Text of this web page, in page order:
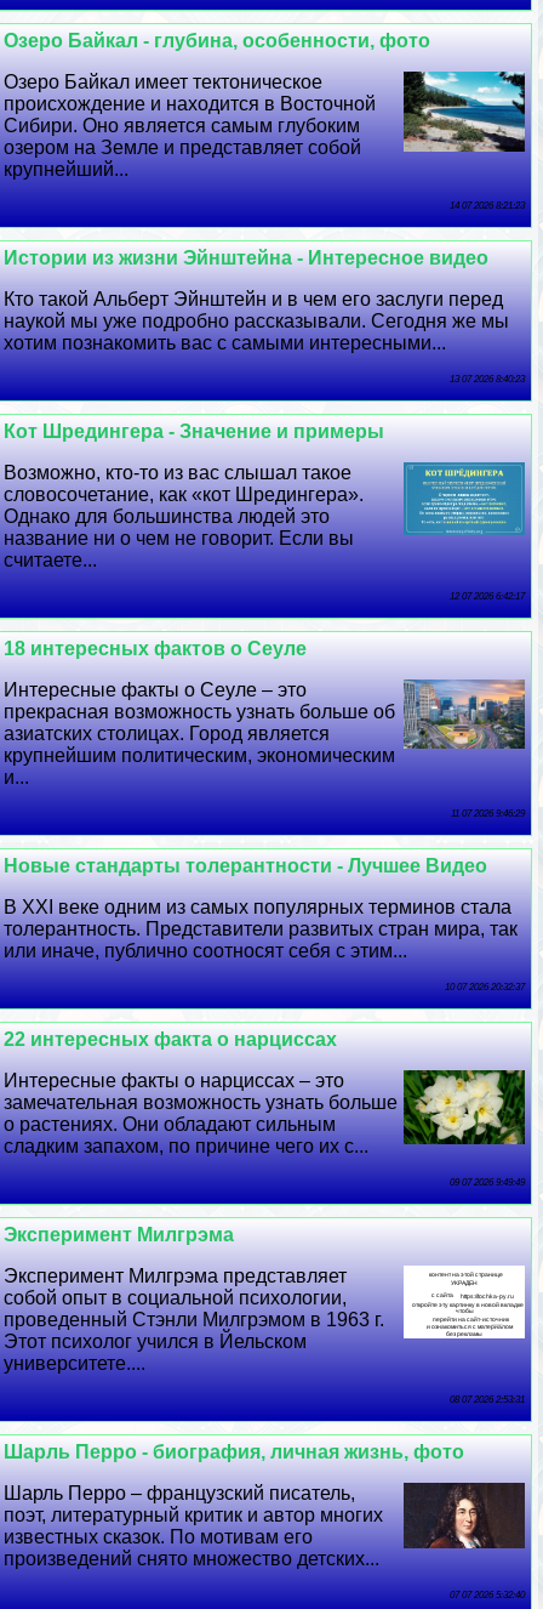
Озеро Байкал - глубина, особенности, фото
Озеро Байкал имеет тектоническое
происхождение и находится в Восточной
Сибири. Оно является самым глубоким
озером на Земле и представляет собой
крупнейший...
14 07 2026 8:21:23
Истории из жизни Эйнштейна - Интересное видео
Кто такой Альберт Эйнштейн и в чем его заслуги перед
наукой мы уже подробно рассказывали. Сегодня же мы
хотим познакомить вас с самыми интересными...
13 07 2026 8:40:23
Кот Шредингера - Значение и примеры
Возможно, кто-то из вас слышал такое
словосочетание, как «кот Шредингера».
Однако для большинства людей это
название ни о чем не говорит. Если вы
считаете...
12 07 2026 6:42:17
18 интересных фактов о Сеуле
Интересные факты о Сеуле – это
прекрасная возможность узнать больше об
азиатских столицах. Город является
крупнейшим политическим, экономическим
и...
11 07 2026 9:46:29
Новые стандарты толерантности - Лучшее Видео
В XXI веке одним из самых популярных терминов стала
толерантность. Представители развитых стран мира, так
или иначе, публично соотносят себя с этим...
10 07 2026 20:32:37
22 интересных факта о нарциссах
Интересные факты о нарциссах – это
замечательная возможность узнать больше
о растениях. Они обладают сильным
сладким запахом, по причине чего их с...
09 07 2026 9:49:49
Эксперимент Милгрэма
Эксперимент Милгрэма представляет
собой опыт в социальной психологии,
проведенный Стэнли Милгрэмом в 1963 г.
Этот психолог учился в Йельском
университете....
08 07 2026 2:53:31
Шарль Перро - биография, личная жизнь, фото
Шарль Перро – французский писатель,
поэт, литературный критик и автор многих
известных сказок. По мотивам его
произведений снято множество детских...
07 07 2026 5:32:40